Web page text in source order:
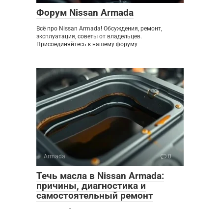
Форум Nissan Armada
Всё про Nissan Armada! Обсуждения, ремонт,
эксплуатация, советы от владельцев.
Присоединяйтесь к нашему форуму
Armada 0
Течь масла в Nissan Armada:
причины, диагностика и
самостоятельный ремонт